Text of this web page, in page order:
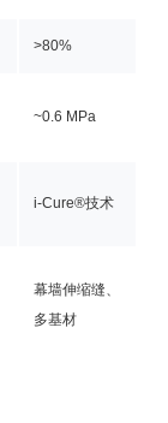
>80%
~0.6 MPa
i-Cure®技术
幕墙伸缩缝、
多基材